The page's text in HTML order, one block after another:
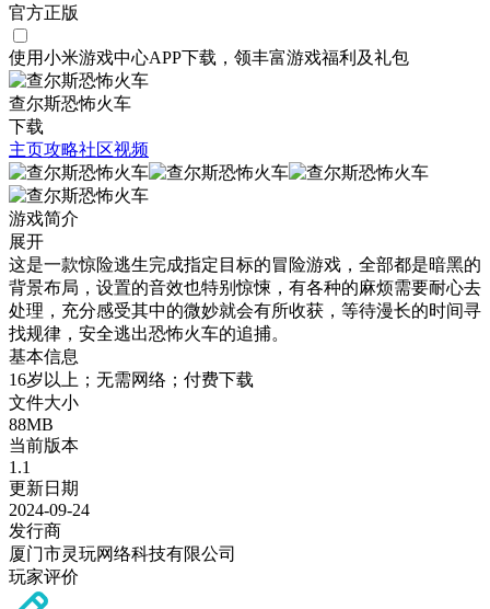
官方正版
使用小米游戏中心APP下载 ，领丰富游戏福利 及礼包
查尔斯恐怖火车
下载
主页攻略社区视频
游戏简介
展开
这是一款惊险逃生完成指定目标的冒险游戏，全部都是暗黑的
背景布局，设置的音效也特别惊悚，有各种的麻烦需要耐心去
处理，充分感受其中的微妙就会有所收获，等待漫长的时间寻
找规律，安全逃出恐怖火车的追捕。
基本信息
16岁以上；无需网络；付费下载
文件大小
88MB
当前版本
1.1
更新日期
2024-09-24
发行商
厦门市灵玩网络科技有限公司
玩家评价